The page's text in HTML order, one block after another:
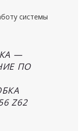
системы
—
ПО
Z62